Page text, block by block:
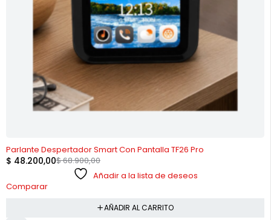
-30%
Parlante Despertador Smart Con Pantalla TF26 Pro
$68.900,00
$ 48.200,00
Añadir a la lista de deseos
Comparar
AÑADIR AL CARRITO